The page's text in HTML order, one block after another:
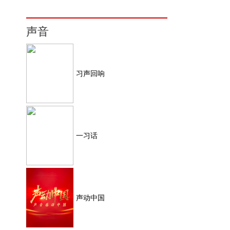
声音
习声回响
一习话
声动中国